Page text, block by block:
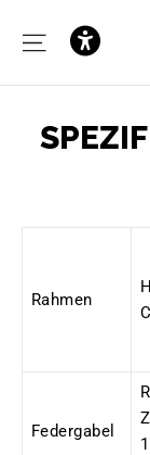
Inhalt
Rahmen
Federgabel